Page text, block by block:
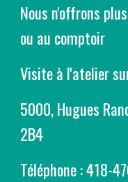
Nous n'offrons
ou au comptoir
Visite à l'atelier
5000,Hugues
2B4
Téléphone : 418-